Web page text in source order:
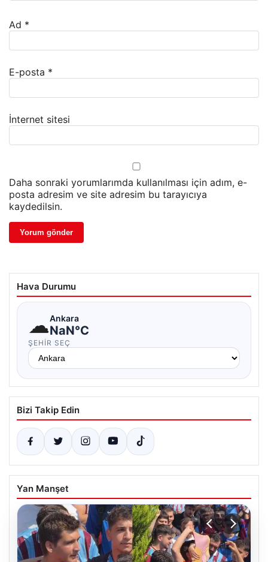
Ad *
E-posta *
İnternet sitesi
Daha sonraki yorumlarımda kullanılması için adım, e-
posta adresim ve site adresim bu tarayıcıya
kaydedilsin.
Hava Durumu
☁Ankara
NaN°C
ŞEHIR SEÇ
Bizi Takip Edin
Yan Manşet